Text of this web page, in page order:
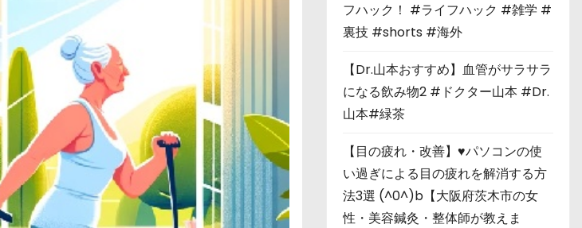
フハック！ #ライフハック #雑学 #
裏技 #shorts #海外
【Dr.山本おすすめ】血管がサラサラ
になる飲み物2 #ドクター山本 #Dr.
山本#緑茶
【目の疲れ・改善】♥パソコンの使
い過ぎによる目の疲れを解消する方
法3選 (^0^)b【大阪府茨木市の女
性・美容鍼灸・整体師が教えま